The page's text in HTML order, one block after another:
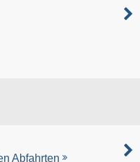
Abfahrten